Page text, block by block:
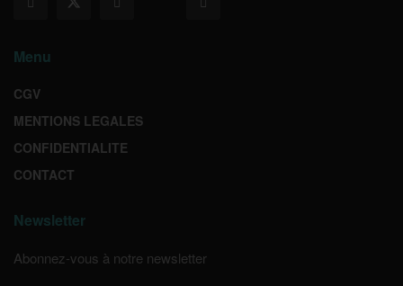
Menu
CGV
MENTIONS LEGALES
CONFIDENTIALITE
CONTACT
Newsletter
Abonnez-vous à notre newsletter